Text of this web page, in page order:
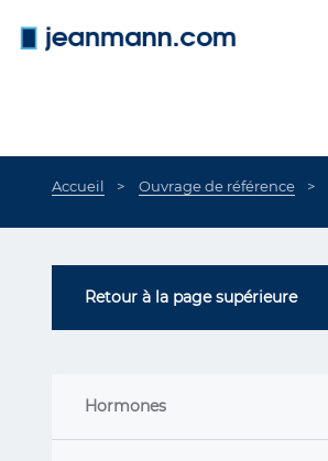
Accueil Ouvrage de référence
Retour à la page supérieure
Hormones